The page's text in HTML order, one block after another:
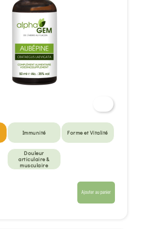
Immunité Forme et Vitalité
Douleur
articulaire &
musculaire
Ajouter au panier